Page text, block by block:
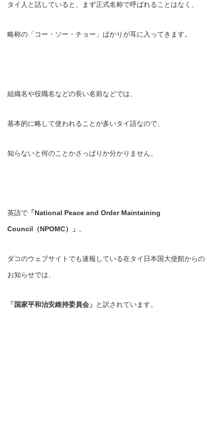
タイ人と話していると、まず正式名称で呼ばれることはなく、
略称の「コー・ソー・チョー」ばかりが耳に入ってきます。
組織名や役職名などの長い名前などでは、
基本的に略して使われることが多いタイ語なので、
知らないと何のことかさっぱりか分かりません。
英語で 「National Peace and Order Maintaining
Council（NPOMC）」 。
ダコのウェブサイトでも速報している在タイ日本国大使館からの
お知らせでは、
「国家平和治安維持委員会」 と訳されています。